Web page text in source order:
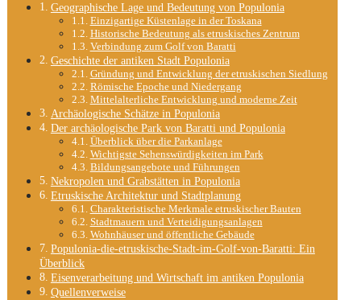
Geographische Lage und Bedeutung von Populonia
Einzigartige Küstenlage in der Toskana
Historische Bedeutung als etruskisches Zentrum
Verbindung zum Golf von Baratti
Geschichte der antiken Stadt Populonia
Gründung und Entwicklung der etruskischen Siedlung
Römische Epoche und Niedergang
Mittelalterliche Entwicklung und moderne Zeit
Archäologische Schätze in Populonia
Der archäologische Park von Baratti und Populonia
Überblick über die Parkanlage
Wichtigste Sehenswürdigkeiten im Park
Bildungsangebote und Führungen
Nekropolen und Grabstätten in Populonia
Etruskische Architektur und Stadtplanung
Charakteristische Merkmale etruskischer Bauten
Stadtmauern und Verteidigungsanlagen
Wohnhäuser und öffentliche Gebäude
Populonia-die-etruskische-Stadt-im-Golf-von-Baratti: Ein
Überblick
Eisenverarbeitung und Wirtschaft im antiken Populonia
Quellenverweise